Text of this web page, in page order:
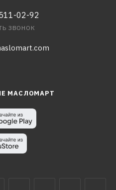
02-92
ЗВОНОК
МАСЛОМАРТ